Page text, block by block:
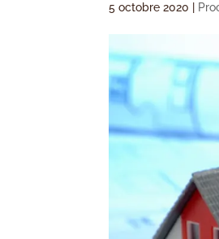
5 octobre 2020